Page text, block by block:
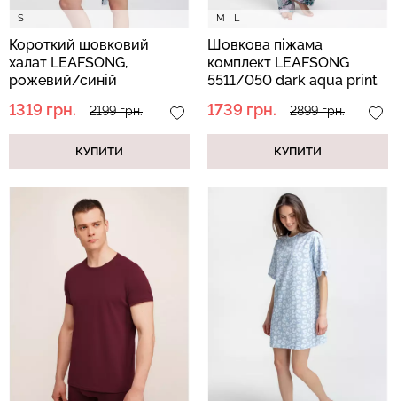
S
Короткий шовковий
халат LEAFSONG,
рожевий/синій
1319 грн. 2199 грн.
КУПИТИ
M L
Шовкова піжама
комплект LEAFSONG
5511/050 dark aqua print
1739 грн. 2899 грн.
КУПИТИ
552 грн.789 грн.
258 грн.
369 грн.
Безшовні легінси
LEGGINGS (чорний) Giulia
Велосипедки з високою
талією TRACKS 01
(чорний) Giulia